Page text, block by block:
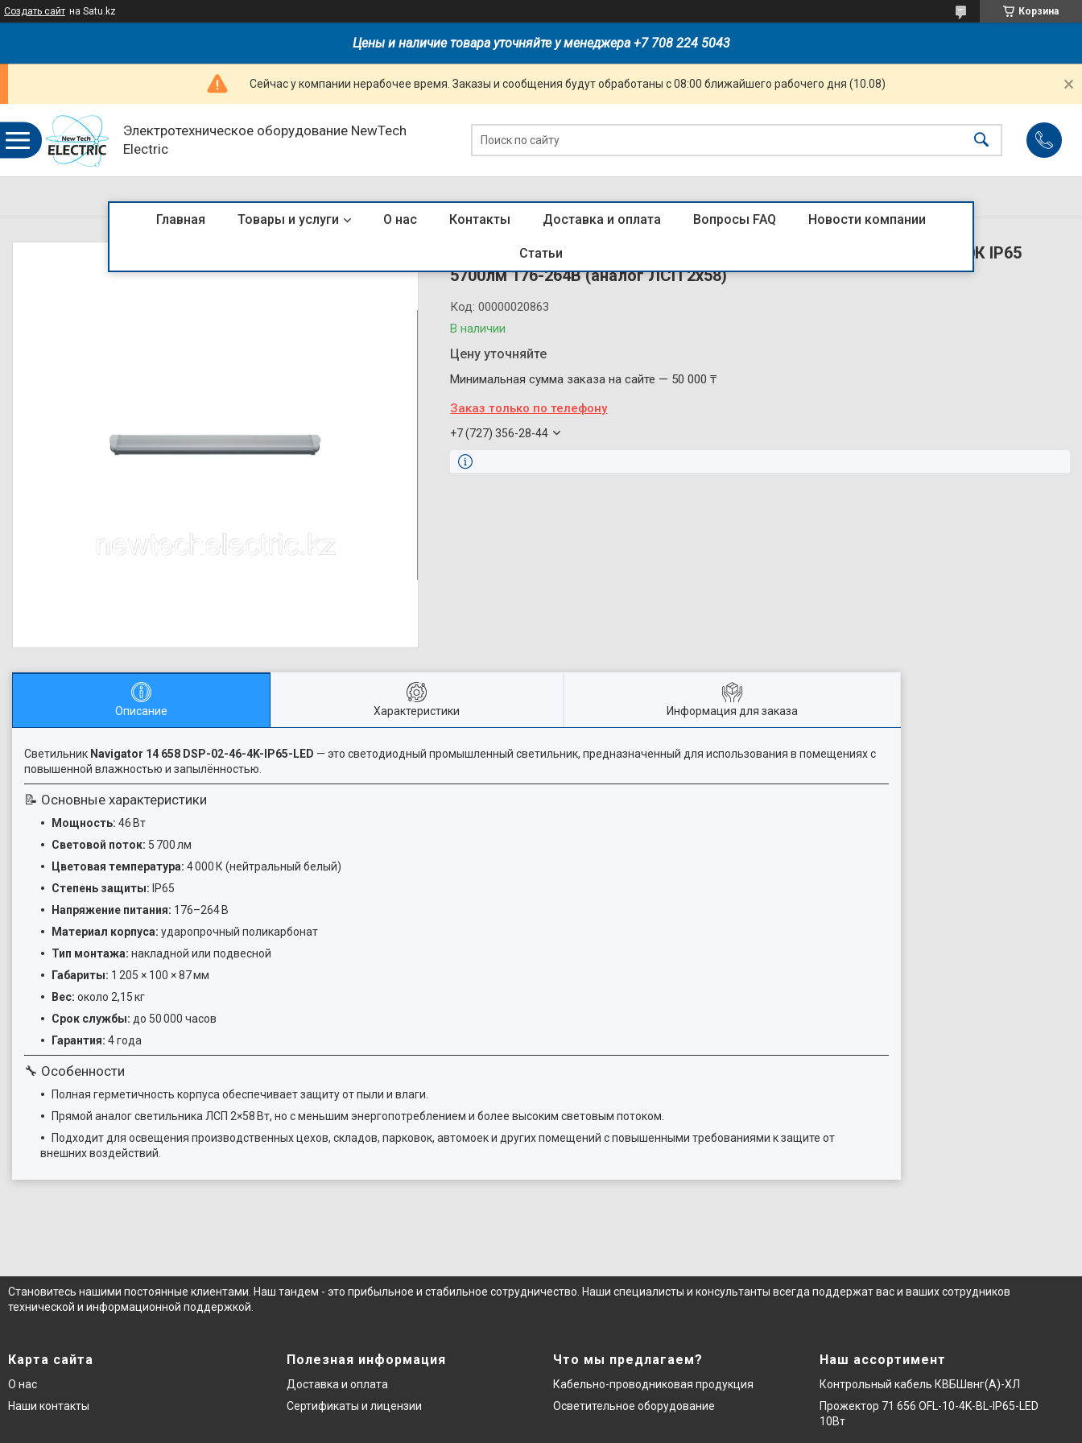
Создать сайт на Satu.kz Корзина
Цены и наличие товара уточняйте у менеджера +7 708 224 5043
Сейчас у компании нерабочее время. Заказы и сообщения будут обработаны с 08:00 ближайшего рабочего дня (10.08)
Электротехническое оборудование NewTech
Electric
Главная Товары и услуги О нас Контакты Доставка и оплата Вопросы FAQ Новости компании
Статьи
Светильник светодиодный 14 658 DSP-02-46-4K-IP65-LED 46Вт 4000К IP65
5700лм 176-264В (аналог ЛСП 2х58)
В наличии
Код:00000020863
Цену уточняйте
Минимальная сумма заказа на сайте — 50 000 ₸
Заказ только по телефону
+7 (727) 356-28-44
Описание Характеристики Информация для заказа
Светильник Navigator 14 658 DSP-02-46-4K-IP65-LED — это светодиодный промышленный светильник, предназначенный для использования в помещениях с
повышенной влажностью и запылённостью.
📝 Основные характеристики
Мощность: 46 Вт
Световой поток: 5 700 лм
Цветовая температура: 4 000 К (нейтральный белый)
Степень защиты: IP65
Напряжение питания: 176–264 В
Материал корпуса: ударопрочный поликарбонат
Тип монтажа: накладной или подвесной
Габариты: 1 205 × 100 × 87 мм
Вес: около 2,15 кг
Срок службы: до 50 000 часов
Гарантия: 4 года
🔧 Особенности
Полная герметичность корпуса обеспечивает защиту от пыли и влаги.
Прямой аналог светильника ЛСП 2×58 Вт, но с меньшим энергопотреблением и более высоким световым потоком.
Подходит для освещения производственных цехов, складов, парковок, автомоек и других помещений с повышенными требованиями к защите от
внешних воздействий.
Становитесь нашими постоянные клиентами. Наш тандем - это прибыльное и стабильное сотрудничество. Наши специалисты и консультанты всегда поддержат вас и ваших сотрудников
технической и информационной поддержкой.
Карта сайта
О нас
Наши контакты
Полезная информация
Доставка и оплата
Сертификаты и лицензии
Что мы предлагаем?
Кабельно-проводниковая продукция
Осветительное оборудование
Наш ассортимент
Контрольный кабель КВБШвнг(А)-ХЛ
Прожектор 71 656 OFL-10-4K-BL-IP65-LED
10Вт